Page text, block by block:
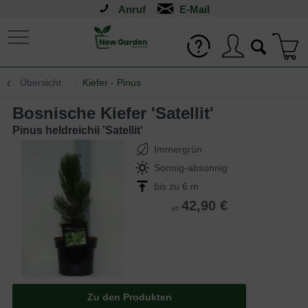
Anruf
Übersicht Kiefer - Pinus
bosnische Kiefer 'Satellit'
Pinus heldreichii 'Satellit'
Immergrün
Sonnig-absonnig
bis zu 6 m
ab 42,90 €
Zu den Produkten